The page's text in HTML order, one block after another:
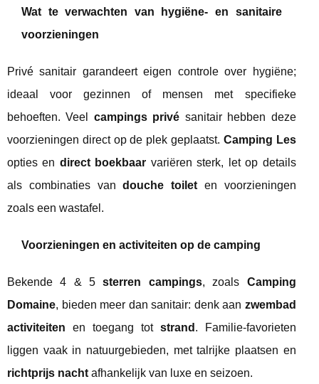
Wat te verwachten van hygiëne- en sanitaire
voorzieningen
Privé sanitair garandeert eigen controle over hygiëne;
ideaal voor gezinnen of mensen met specifieke
behoeften. Veel campings privé sanitair hebben deze
voorzieningen direct op de plek geplaatst. Camping Les
opties en direct boekbaar variëren sterk, let op details
als combinaties vandouche toilet en voorzieningen
zoals een wastafel.
Voorzieningen en activiteiten op de camping
Bekende 4 & 5sterren campings, zoals Camping
Domaine, bieden meer dan sanitair: denk aan zwembad
activiteiten en toegang tot strand . Familie-favorieten
liggen vaak in natuurgebieden, met talrijke plaatsen en
richtprijs nacht afhankelijk van luxe en seizoen.